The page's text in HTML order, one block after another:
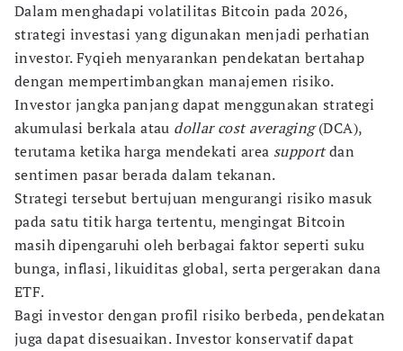
Dalam menghadapi volatilitas Bitcoin pada 2026,
strategi investasi yang digunakan menjadi perhatian
investor. Fyqieh menyarankan pendekatan bertahap
dengan mempertimbangkan manajemen risiko.
Investor jangka panjang dapat menggunakan strategi
akumulasi berkala atau dollar cost averaging(DCA),
terutama ketika harga mendekati area supportdan
sentimen pasar berada dalam tekanan.
Strategi tersebut bertujuan mengurangi risiko masuk
pada satu titik harga tertentu, mengingat Bitcoin
masih dipengaruhi oleh berbagai faktor seperti suku
bunga, inflasi, likuiditas global, serta pergerakan dana
ETF.
Bagi investor dengan profil risiko berbeda, pendekatan
juga dapat disesuaikan. Investor konservatif dapat